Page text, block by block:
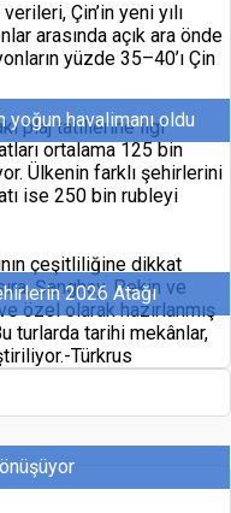
Çin’in yeni yılı
arasında açık ara önde
yüzde 35–40’ı Çin
plaj tatillerine ilgi
ortalama 125 bin
Ülkenin farklı şehirlerini
ise 250 bin rubleyi
çeşitliliğine dikkat
Şanghay, Pekin ve
özel olarak hazırlanmış
turlarda tarihi mekânlar,
Türkrus
yoğun havalimanı oldu
2026 Atağı